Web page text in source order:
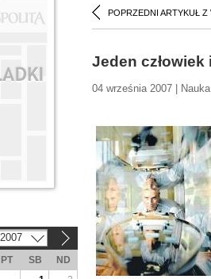
POPRZEDNI ARTYKUŁ Z
Jeden
04 września 2007 |
2007
PT SB
ND